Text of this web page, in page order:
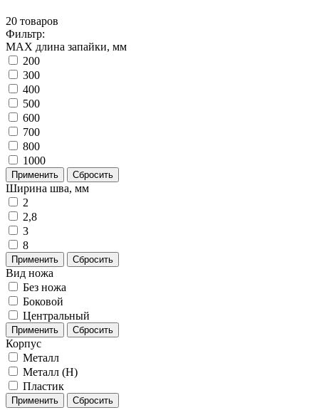
20 товаров
Фильтр:
MAX длина запайки, мм
200
300
400
500
600
700
800
1000
Применить Сбросить
Ширина шва, мм
2
2,8
3
8
Применить Сбросить
Вид ножа
Без ножа
Боковой
Центральный
Применить Сбросить
Корпус
Металл
Металл (H)
Пластик
Применить Сбросить